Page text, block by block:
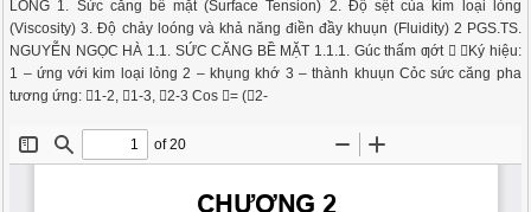
LỎNG 1. Sức căng bề mặt (Surface Tension) 2. Độ sệt của kim loại lỏng
(Viscosity) 3. Độ chảy loóng và khả năng điền đầy khuụn (Fluidity) 2 PGS.TS.
NGUYỄN NGỌC HÀ 1.1. SỨC CĂNG BỀ MẶT 1.1.1. Gúc thấm ƣớt  Ký hiệu:
1 – ứng với kim loại lỏng 2 – khụng khớ 3 – thành khuụn Cỏc sức căng pha
tương ứng: 1-2, 1-3, 2-3 Cos = (2-